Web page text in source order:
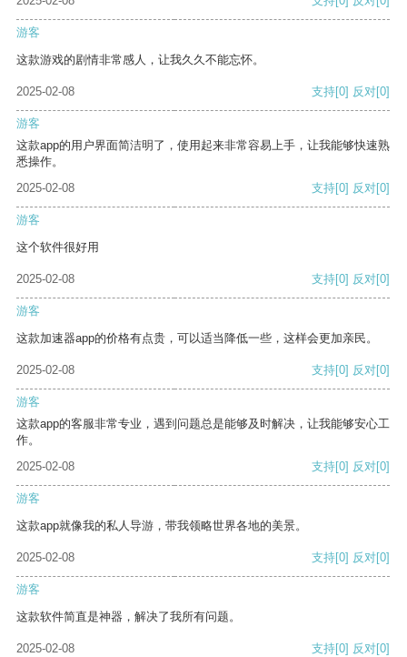
游客
这款游戏的剧情非常感人，让我久久不能忘怀。
2025-02-08 支持[0] 反对[0]
游客
这款app的用户界面简洁明了，使用起来非常容易上手，让我能够快速熟
悉操作。
2025-02-08
支持[0] 反对[0]
游客
这个软件很好用
2025-02-08 支持[0] 反对[0]
游客
这款加速器app的价格有点贵，可以适当降低一些，这样会更加亲民。
2025-02-08 支持[0] 反对[0]
游客
这款app的客服非常专业，遇到问题总是能够及时解决，让我能够安心工
作。
2025-02-08
支持[0] 反对[0]
游客
这款app就像我的私人导游，带我领略世界各地的美景。
2025-02-08 支持[0] 反对[0]
游客
这款软件简直是神器，解决了我所有问题。
2025-02-08 支持[0] 反对[0]